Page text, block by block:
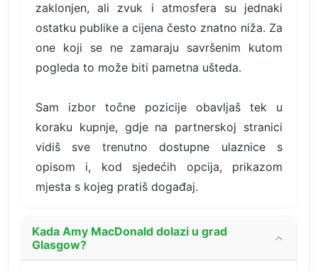
zaklonjen, ali zvuk i atmosfera su jednaki
ostatku publike a cijena često znatno niža. Za
one koji se ne zamaraju savršenim kutom
pogleda to može biti pametna ušteda.
Sam izbor točne pozicije obavljaš tek u
koraku kupnje, gdje na partnerskoj stranici
vidiš sve trenutno dostupne ulaznice s
opisom i, kod sjedećih opcija, prikazom
mjesta s kojeg pratiš događaj.
Kada Amy MacDonald dolazi u grad
Glasgow?